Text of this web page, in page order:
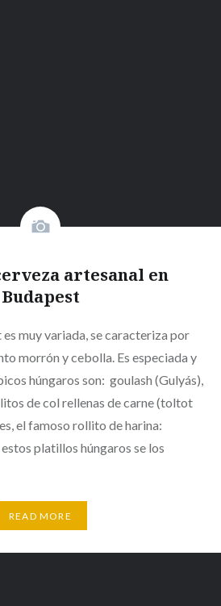
artesanal en
Budapest
muy variada, se caracteriza por
morrón y cebolla. Es especiada y
húngaros son: goulash (Gulyás),
de col rellenas de carne (toltot
el famoso rollito de harina:
platillos húngaros se los
READ MORE